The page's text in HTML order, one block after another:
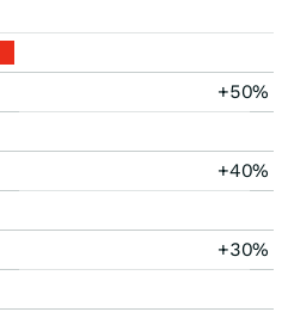
+50%
+40%
+30%